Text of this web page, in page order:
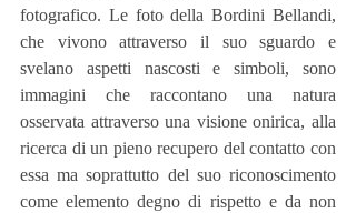
fotografico. Le foto della Bordini Bellandi,
che vivono attraverso il suo sguardo e
svelano aspetti nascosti e simboli, sono
immagini che raccontano una natura
osservata attraverso una visione onirica, alla
ricerca di un pieno recupero del contatto con
essa ma soprattutto del suo riconoscimento
come elemento degno di rispetto e da non